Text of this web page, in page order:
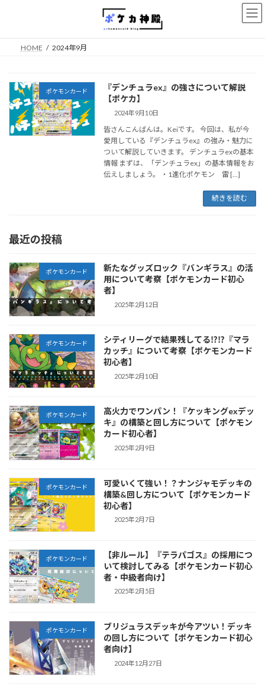
HOME 2024年9月
ポケモンカード
『デンチュラex』の強さについて解説
【ポケカ】
2024年9月10日
皆さんこんばんは。Keiです。 今回は、私が今
愛用している『デンチュラex』の強み・魅力に
ついて解説していきます。 デンチュラexの基本
情報 まずは、「デンチュラex」の基本情報をお
伝えしましょう。 ・1進化ポケモン 雷 […]
続きを読む
最近の投稿
ポケモンカード
新たなグッズロック『バンギラス』の活
用について考察【ポケモンカード初心
者】
2025年2月12日
ポケモンカード
シティリーグで結果残してる⁉︎⁉︎『マラ
カッチ』について考察【ポケモンカード
初心者】
2025年2月10日
ポケモンカード
高火力でワンパン！『ケッキングexデッ
キ』の構築と回し方について【ポケモン
カード初心者】
2025年2月9日
ポケモンカード
可愛いくて強い！？ナンジャモデッキの
構築&回し方について【ポケモンカード
初心者】
2025年2月7日
ポケモンカード
【非ルール】『テラパゴス』の採用につ
いて検討してみる【ポケモンカード初心
者・中級者向け】
2025年2月5日
ポケモンカード
ブリジュラスデッキが今アツい！デッキ
の回し方について【ポケモンカード初心
者向け】
2024年12月27日